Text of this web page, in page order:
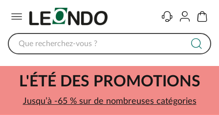
ContactComptePanier
L'ÉTÉ DES PROMOTIONS
Jusqu’à -65 % sur de nombreuses catégories